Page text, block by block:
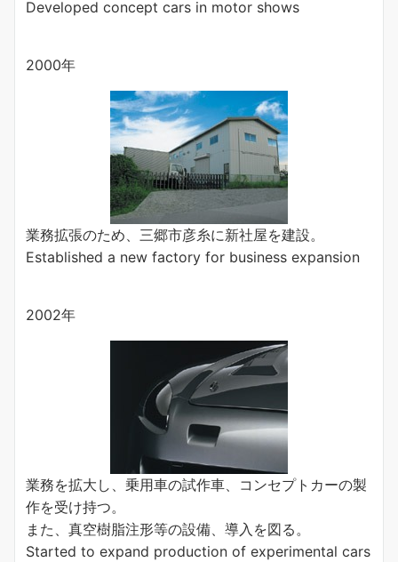
Developed concept cars in motor shows
2000年
業務拡張のため、三郷市彦糸に新社屋を建設。
Established a new factory for business expansion
2002年
業務を拡大し、乗用車の試作車、コンセプトカーの製
作を受け持つ。
また、真空樹脂注形等の設備、導入を図る。
Started to expand production of experimental cars